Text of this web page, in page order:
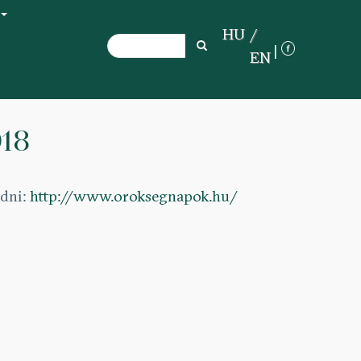
Search
Search
HU
EN
http://www.oroksegnapok.hu/